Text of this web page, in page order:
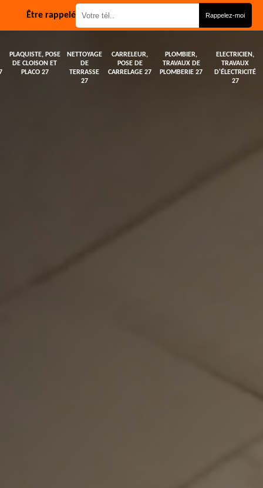
Être rappelé
PLAQUISTE, POSE
DE CLOISON ET
PLACO 27
NETTOYAGE
DE
TERRASSE
27
CARRELEUR,
POSE DE
CARRELAGE 27
PLOMBIER,
TRAVAUX DE
PLOMBERIE 27
ELECTRICIEN,
TRAVAUX
D'ÉLECTRICITÉ
27